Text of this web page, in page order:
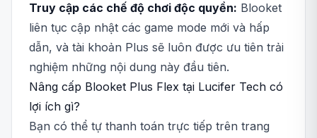
Truy cập các chế độ chơi độc quyền: Blooket
liên tục cập nhật các game mode mới và hấp
dẫn, và tài khoản Plus sẽ luôn được ưu tiên trải
nghiệm những nội dung này đầu tiên.
Nâng cấp Blooket Plus Flex tại Lucifer Tech có
lợi ích gì?
Bạn có thể tự thanh toán trực tiếp trên trang